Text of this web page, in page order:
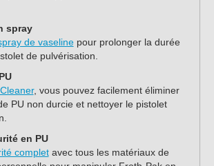
spray
de vaselinepour prolonger la durée
de pulvérisation.
, vous pouvez facilement éliminer
PU non durcie et nettoyer le pistolet
en PU
completavec tous les matériaux de